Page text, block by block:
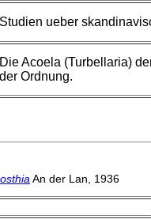
Studien ueber
Die Acoela (Turbellaria)
der Ordnung.
An der Lan, 1936